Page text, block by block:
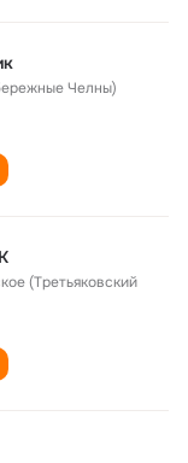
Челны)
(Третьяковский